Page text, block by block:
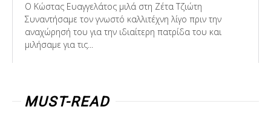
Ο Κώστας Ευαγγελάτος μιλά στη Ζέτα Τζιώτη
Συναντήσαμε τον γνωστό καλλιτέχνη λίγο πριν την
αναχώρησή του για την ιδιαίτερη πατρίδα του και
μιλήσαμε για τις...
MUST-READ